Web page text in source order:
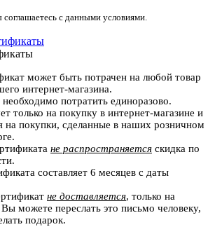
соглашаетесь с данными условиями.
может быть потрачен на любой товар
интернет-магазина.
потратить единоразово.
только на покупку в интернет-магазине и
на покупки, сделанные в наших розничном
не распространяется скидка по
составляет 6 месяцев с даты
не доставляется, только на
можете переслать это письмо человеку,
подарок.